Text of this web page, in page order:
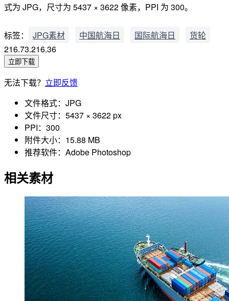
式为 JPG，尺寸为 5437 × 3622 像素，PPI 为 300。
标签： JPG素材 中国航海日 国际航海日
货轮
216.73.216.36
立即下载
无法下载？ 立即反馈
文件格式： JPG
文件尺寸： 5437 × 3622 px
PPI： 300
附件大小： 15.88 MB
推荐软件： Adobe Photoshop
相关素材